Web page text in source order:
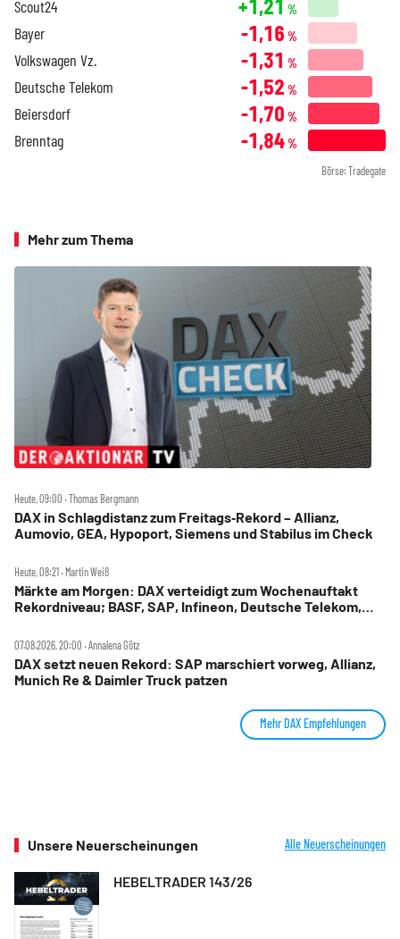
Scout24 +1,21 %
Bayer -1,16 %
Volkswagen Vz. -1,31 %
Deutsche Telekom -1,52 %
Beiersdorf -1,70 %
Brenntag -1,84%
Börse: Tradegate
Mehr zum Thema
Heute, 09:00 ‧ Thomas Bergmann
DAX in Schlagdistanz zum Freitags‑Rekord – Allianz,
Aumovio, GEA, Hypoport, Siemens und Stabilus im Check
Heute, 08:21 ‧ Martin Weiß
Märkte am Morgen: DAX verteidigt zum Wochenauftakt
Rekordniveau; BASF, SAP, Infineon, Deutsche Telekom,
07.08.2026, 20:00 ‧ Annalena Götz
DAX setzt neuen Rekord: SAP marschiert vorweg, Allianz,
Munich Re & Daimler Truck patzen
Mehr DAX Empfehlungen
Unsere Neuerscheinungen Alle Neuerscheinungen
HEBELTRADER 143/26